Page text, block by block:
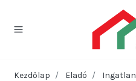
Kezdőlap Eladó Ingatlan